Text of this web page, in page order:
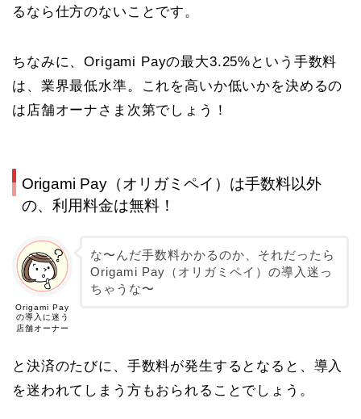
るなら仕方のないことです。
ちなみに、Origami Payの最大3.25%という手数料
は、業界最低水準。これを高いか低いかを決めるの
は店舗オーナさま次第でしょう！
Origami Pay （オリガミペイ）は手数料以外
の、利用料金は無料！
Origami Pay
の導入に迷う
店舗オーナー
な〜んだ手数料かかるのか、それだったら
Origami Pay （オリガミペイ）の導入迷っ
ちゃうな〜
と決済のたびに、手数料が発生するとなると、導入
を迷われてしまう方もおられることでしょう。